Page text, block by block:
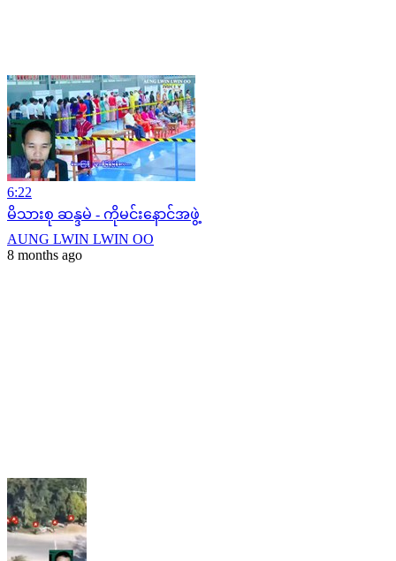
6:22
မိသားစု ဆန္ဒမဲ - ကိုမင်းနောင်အဖွဲ့
AUNG LWIN LWIN OO
8 months ago